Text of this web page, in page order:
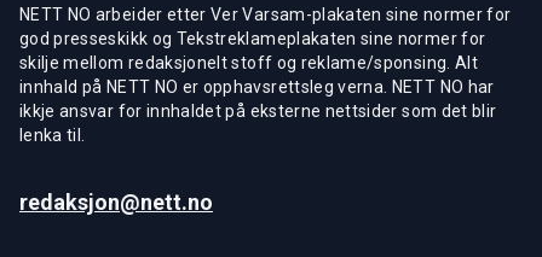
NETT NO arbeider etter Ver Varsam-plakaten sine normer for
god presseskikk og Tekstreklameplakaten sine normer for
skilje mellom redaksjonelt stoff og reklame/sponsing. Alt
innhald på NETT NO er opphavsrettsleg verna. NETT NO har
ikkje ansvar for innhaldet på eksterne nettsider som det blir
lenka til.
redaksjon@nett.no